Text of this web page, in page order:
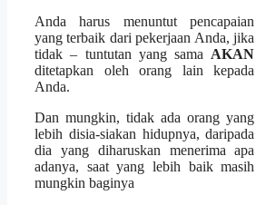
Anda harus menuntut pencapaian
yang terbaik dari pekerjaan Anda, jika
tidak – tuntutan yang sama AKAN
ditetapkan oleh orang lain kepada
Anda.
Dan mungkin, tidak ada orang yang
lebih disia-siakan hidupnya, daripada
dia yang diharuskan menerima apa
adanya, saat yang lebih baik masih
mungkin baginya